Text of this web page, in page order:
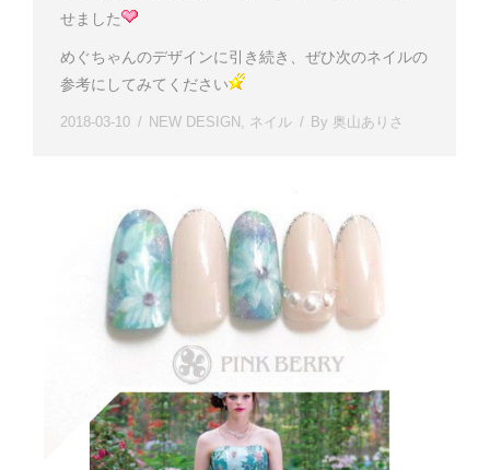
せました
めぐちゃんのデザインに引き続き、ぜひ次のネイルの
参考にしてみてください
2018-03-10 NEW DESIGN ネイル By 奥山ありさ